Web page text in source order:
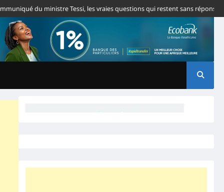
du ministre Tessi, les vraies questions qui restent sans réponse